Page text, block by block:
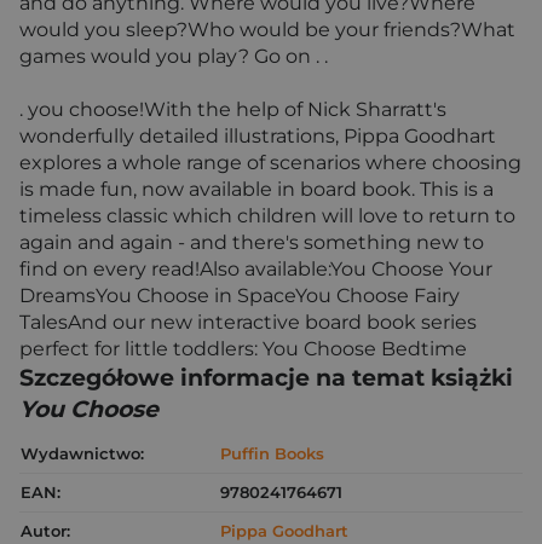
would you sleep?Who would be your friends?What
games would you play? Go on . .
. you choose!With the help of Nick Sharratt's
wonderfully detailed illustrations, Pippa Goodhart
explores a whole range of scenarios where choosing
is made fun, now available in board book. This is a
timeless classic which children will love to return to
again and again - and there's something new to
find on every read!Also available:You Choose Your
DreamsYou Choose in SpaceYou Choose Fairy
TalesAnd our new interactive board book series
perfect for little toddlers: You Choose Bedtime
Szczegółowe informacje na temat książki
You Choose
Wydawnictwo:
Puffin Books
EAN:
9780241764671
Autor:
Pippa Goodhart